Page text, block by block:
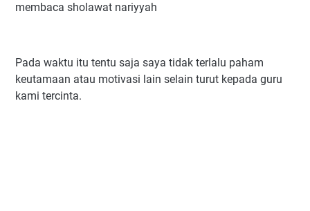
membaca sholawat nariyyah
Pada waktu itu tentu saja saya tidak terlalu paham
keutamaan atau motivasi lain selain turut kepada guru
kami tercinta.